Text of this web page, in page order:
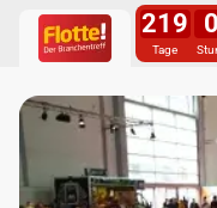
219
Tage